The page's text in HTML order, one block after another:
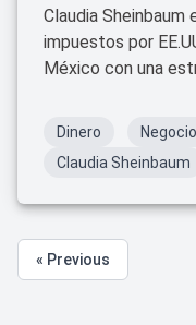
Claudia Sheinbaum
impuestos por
México con una
Dinero
Claudia Sheinbaum
« Previous